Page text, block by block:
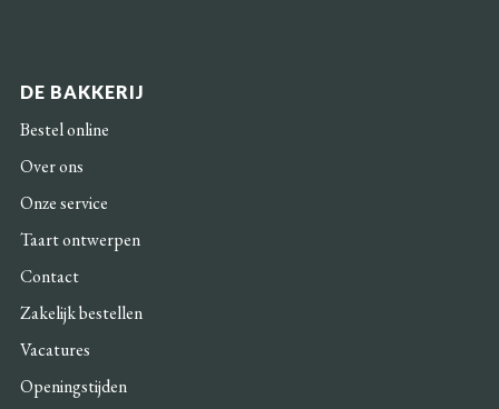
DE BAKKERIJ
Bestel online
Over ons
Onze service
Taart ontwerpen
Contact
Zakelijk bestellen
Vacatures
Openingstijden